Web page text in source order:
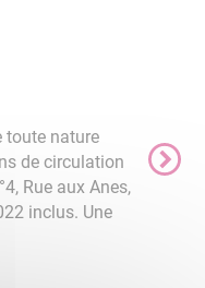
toute nature
de circulation
Rue aux Anes,
inclus. Une